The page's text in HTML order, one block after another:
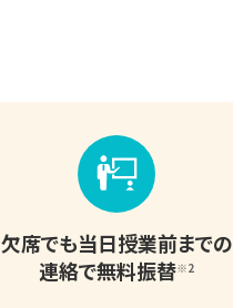
欠席でも当日授業前までの
連絡で無料振替※2